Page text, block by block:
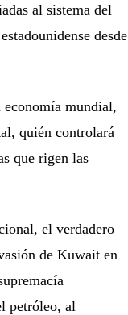
al sistema del
desde
mundial,
quién controlará
que rigen las
el verdadero
de Kuwait en
petróleo, al